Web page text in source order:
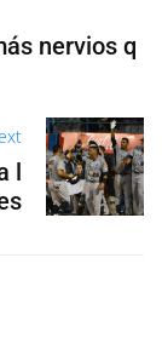
nervios q
l